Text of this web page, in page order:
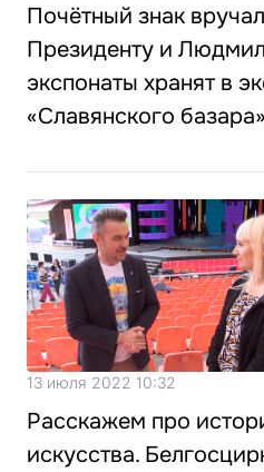
Почётный знак
Президенту и
экспонаты хранят в
«Славянского
13 июля 2022 10:32
Расскажем про
искусства.